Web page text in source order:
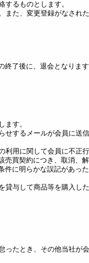
るものとします。
た、変更登録がなされ
了後に、退会となります
ます。
するメールが会員に送
利用に関して会員に不
買契約につき、取消、
に明らかな誤記があっ
与して商品等を購入し
たとき、その他当社が